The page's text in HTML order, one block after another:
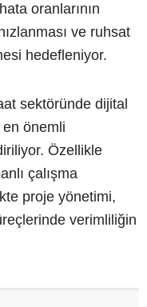
oranlarının
ve ruhsat
hedefleniyor.
sektöründe dijital
en önemli
Özellikle
çalışma
proje yönetimi,
verimliliğin